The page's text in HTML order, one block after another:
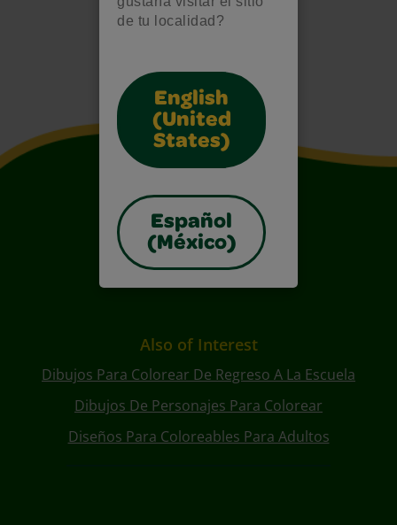
de tu localidad?
English
(United
States)
Español
(México)
Also of Interest
Dibujos Para Colorear De Regreso A La Escuela
Dibujos De Personajes Para Colorear
Diseños Para Coloreables Para Adultos